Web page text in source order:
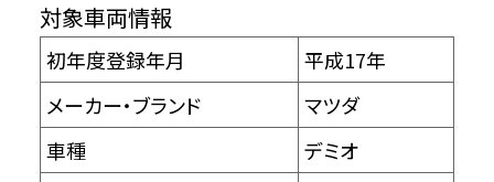
対象車両情報
初年度登録年月
平成17年
メーカー・ブランド
マツダ
車種
デミオ